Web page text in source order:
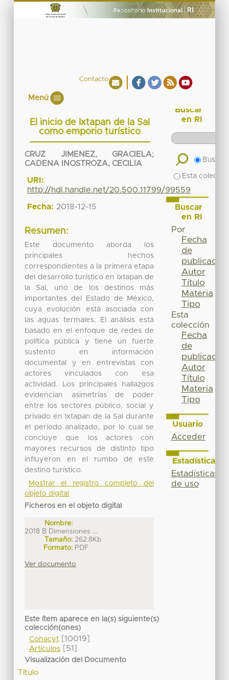
Contacto
Menú
El inicio de Ixtapan de la Sal
como emporio turístico
CRUZ JIMENEZ, GRACIELA;
CADENA INOSTROZA, CECILIA
URI:
http://hdl.handle.net/20.500.11799/99559
Fecha: 2018-12-15
Resumen:
Este documento aborda los
principales hechos
correspondientes a la primera etapa
del desarrollo turístico en Ixtapan de
la Sal, uno de los destinos más
importantes del Estado de México,
cuya evolución está asociada con
las aguas termales. El análisis está
basado en el enfoque de redes de
política pública y tiene un fuerte
sustento en información
documental y en entrevistas con
actores vinculados con esa
actividad. Los principales hallazgos
evidencian asimetrías de poder
entre los sectores público, social y
privado en Ixtapan de la Sal durante
el periodo analizado, por lo cual se
concluye que los actores con
mayores recursos de distinto tipo
influyeron en el rumbo de este
destino turístico.
Mostrar el registro completo del
objeto digital
Ficheros en el objeto digital
Nombre:
2018 B Dimensiones ...
Tamaño: 262.8Kb
Formato: PDF
Ver documento
Este ítem aparece en la(s) siguiente(s)
colección(ones)
Conacyt[10019]
Artículos[51]
Visualización del Documento
Título
Buscar
en RI
Buscar
Esta
Buscar
en RI
Por
Fecha
de
publicación
Autor
Título
Materia
Tipo
Esta
colección
Fecha
de
publicación
Autor
Título
Materia
Tipo
Usuario
Acceder
Estadísticas
Estadísticas
de uso